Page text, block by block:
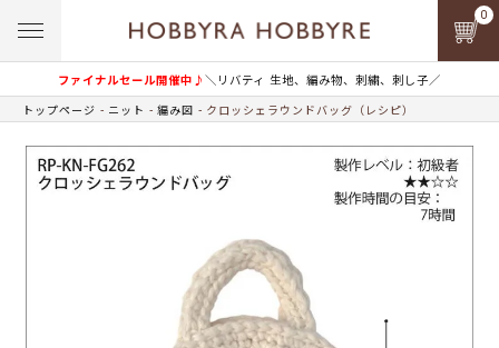
ファイナルセール開催中♪＼リバティ 生地、編み物、刺繍、刺し子／
0
トップページ ニット 編み図 クロッシェラウンドバッグ（レシピ）